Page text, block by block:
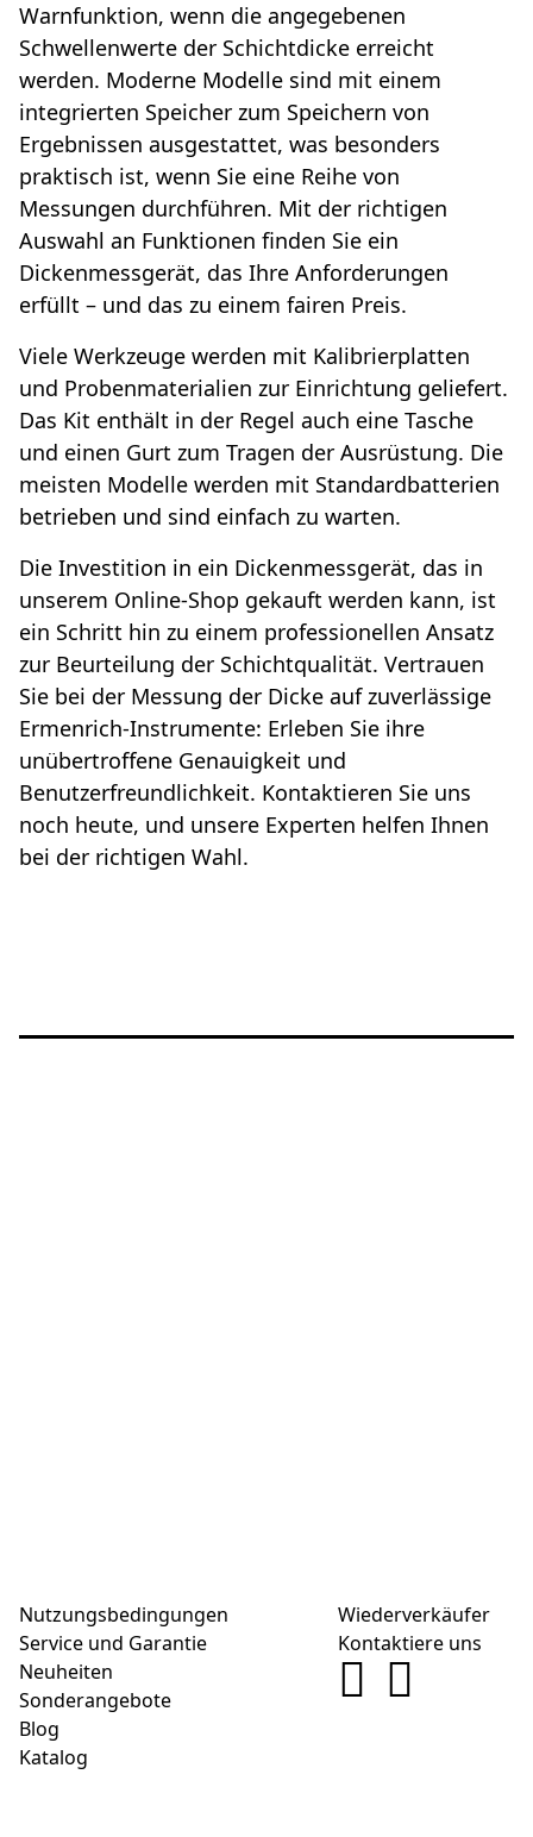
Warnfunktion, wenn die angegebenen
Schwellenwerte der Schichtdicke erreicht
werden. Moderne Modelle sind mit einem
integrierten Speicher zum Speichern von
Ergebnissen ausgestattet, was besonders
praktisch ist, wenn Sie eine Reihe von
Messungen durchführen. Mit der richtigen
Auswahl an Funktionen finden Sie ein
Dickenmessgerät, das Ihre Anforderungen
erfüllt – und das zu einem fairen Preis.
Viele Werkzeuge werden mit Kalibrierplatten
und Probenmaterialien zur Einrichtung geliefert.
Das Kit enthält in der Regel auch eine Tasche
und einen Gurt zum Tragen der Ausrüstung. Die
meisten Modelle werden mit Standardbatterien
betrieben und sind einfach zu warten.
Die Investition in ein Dickenmessgerät, das in
unserem Online-Shop gekauft werden kann, ist
ein Schritt hin zu einem professionellen Ansatz
zur Beurteilung der Schichtqualität. Vertrauen
Sie bei der Messung der Dicke auf zuverlässige
Ermenrich-Instrumente: Erleben Sie ihre
unübertroffene Genauigkeit und
Benutzerfreundlichkeit. Kontaktieren Sie uns
noch heute, und unsere Experten helfen Ihnen
bei der richtigen Wahl.
Nutzungsbedingungen
Service und Garantie
Neuheiten
Sonderangebote
Blog
Katalog
Wiederverkäufer
Kontaktiere uns